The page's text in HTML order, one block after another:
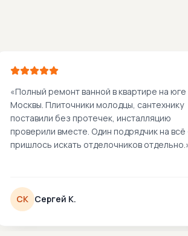
«Полный ремонт ванной в квартире на юге
Москвы. Плиточники молодцы, сантехнику
поставили без протечек, инсталляцию
проверили вместе. Один подрядчик на всё
пришлось искать отделочников отдельно.
СК Сергей К.